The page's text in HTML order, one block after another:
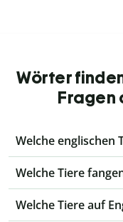
Wörter
Fragen
Welche englischen
Welche Tiere fangen
Welche Tiere auf